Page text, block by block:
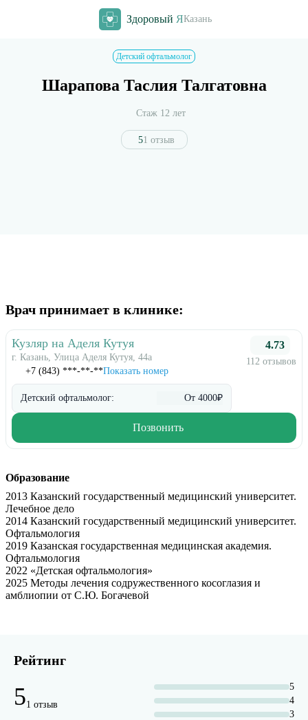
Здоровый ЯКазань
Детский офтальмолог
Шарапова Таслия Талгатовна
Стаж 12 лет
51 отзыв
Врач принимает в клинике:
Кузляр на Аделя Кутуя
г. Казань, Улица Аделя Кутуя, 44а
+7 (843) ***-**-**Показать номер
4.73
112 отзывов
Детский офтальмолог: От 4000₽
Позвонить
Образование
2013 Казанский государственный медицинский университет.
Лечебное дело
2014 Казанский государственный медицинский университет.
Офтальмология
2019 Казанская государственная медицинская академия.
Офтальмология
2022 «Детская офтальмология»
2025 Методы лечения содружественного косоглазия и
амблиопии от С.Ю. Богачевой
Рейтинг
51 отзыв
5
4
3